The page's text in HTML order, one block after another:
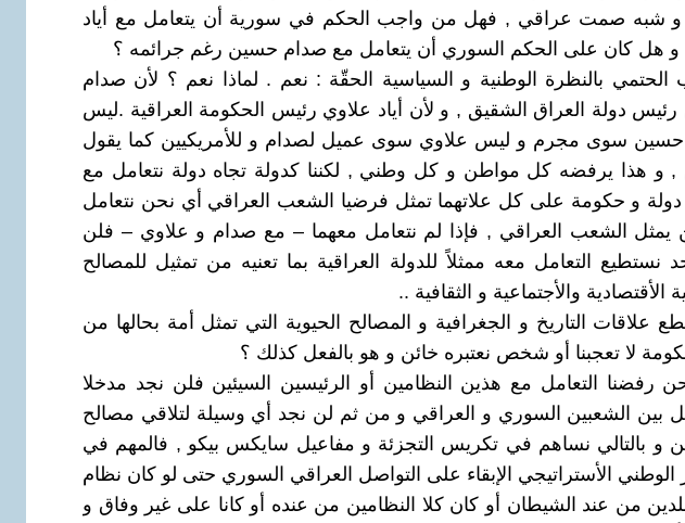
شبه صمت عراقي , فهل من واجب الحكم في سورية أن يتعامل مع أياد
و هل كان على الحكم السوري أن يتعامل مع صدام حسين رغم جرائمه ؟
الحتمي بالنظرة الوطنية و السياسية الحقّة : نعم . لماذا نعم ؟ لأن صدام
دولة العراق الشقيق , و لأن أياد علاوي رئيس الحكومة العراقية .ليس
سوى مجرم و ليس علاوي سوى عميل لصدام و للأمريكيين كما يقول
, و هذا يرفضه كل مواطن و كل وطني , لكننا كدولة تجاه دولة نتعامل مع
و حكومة على كل علاتهما تمثل فرضيا الشعب العراقي أي نحن نتعامل
الشعب العراقي , فإذا لم نتعامل معهما – مع صدام و علاوي – فلن
نستطيع التعامل معه ممثلاً للدولة العراقية بما تعنيه من تمثيل للمصالح
الأقتصادية والأجتماعية و الثقافية ..
علاقات التاريخ و الجغرافية و المصالح الحيوية التي تمثل أمة بحالها من
لا تعجبنا أو شخص نعتبره خائن و هو بالفعل كذلك ؟
رفضنا التعامل مع هذين النظامين أو الرئيسين السيئين فلن نجد مدخلا
بين الشعبين السوري و العراقي و من ثم لن نجد أي وسيلة لتلاقي مصالح
و بالتالي نساهم في تكريس التجزئة و مفاعيل سايكس بيكو , فالمهم في
الوطني الأستراتيجي الإبقاء على التواصل العراقي السوري حتى لو كان نظام
من عند الشيطان أو كان كلا النظامين من عنده أو كانا على غير وفاق و